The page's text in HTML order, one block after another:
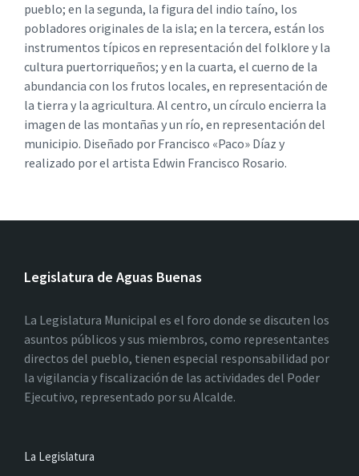
pueblo; en la segunda, la figura del indio taíno, los
pobladores originales de la isla; en la tercera, están los
instrumentos típicos en representación del folklore y la
cultura puertorriqueños; y en la cuarta, el cuerno de la
abundancia con los frutos locales, en representación de
la tierra y la agricultura. Al centro, un círculo encierra la
imagen de las montañas y un río, en representación del
municipio. Diseñado por Francisco «Paco» Díaz y
realizado por el artista Edwin Francisco Rosario.
Legislatura de Aguas Buenas
La Legislatura Municipal es el foro donde se discuten los
asuntos públicos y sus miembros, como representantes
directos del pueblo, tienen especial responsabilidad por
la vigilancia y fiscalización de las actividades del Poder
Ejecutivo, representado por su Alcalde.
La Legislatura